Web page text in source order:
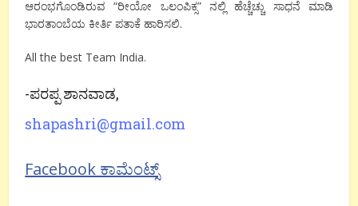
ಆರಂಭಗೊಂಡಿರುವ “ರೀಯೋ ಒಲಂಪಿಕ್ಸ” ನಲ್ಲಿ ಹೆಚ್ಚೆಚ್ಚು ಸಾಧನೆ ಮಾಡಿ
ಭಾರತಾಂಬೆಯ ಕೀರ್ತಿ ಪತಾಕೆ ಹಾರಿಸಲಿ.
All the best Team India.
-ಪರಪ್ಪ ಶಾನವಾಡ,
shapashri@gmail.com
Facebook ಕಾಮೆಂಟ್ಸ್